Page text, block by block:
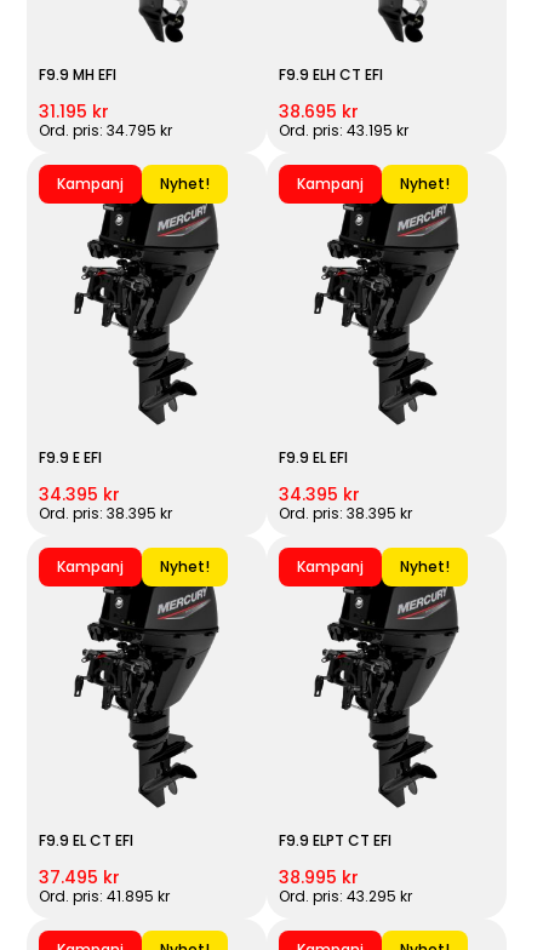
F9.9 MH EFI
31.195 kr
Ord. pris: 34.795 kr
F9.9 ELH CT EFI
38.695 kr
Ord. pris: 43.195 kr
Kampanj Nyhet!
F9.9 E EFI
34.395 kr
Ord. pris: 38.395 kr
Kampanj Nyhet!
F9.9 EL EFI
34.395 kr
Ord. pris: 38.395 kr
Kampanj Nyhet!
F9.9 EL CT EFI
37.495 kr
Ord. pris: 41.895 kr
Kampanj Nyhet!
F9.9 ELPT CT EFI
38.995 kr
Ord. pris: 43.295 kr